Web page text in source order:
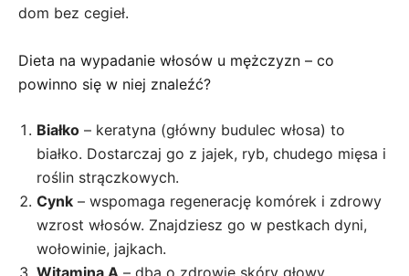
dom bez cegieł.
Dieta na wypadanie włosów u mężczyzn – co
powinno się w niej znaleźć?
Białko – keratyna (główny budulec włosa) to
białko. Dostarczaj go z jajek, ryb, chudego mięsa i
roślin strączkowych.
Cynk – wspomaga regenerację komórek i zdrowy
wzrost włosów. Znajdziesz go w pestkach dyni,
wołowinie, jajkach.
Witamina A – dba o zdrowie skóry głowy.